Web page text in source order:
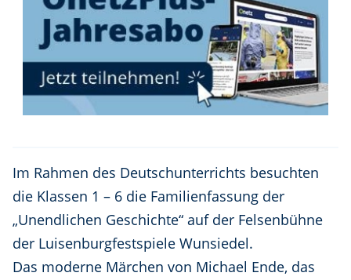
Im Rahmen des Deutschunterrichts besuchten
die Klassen 1 – 6 die Familienfassung der
„Unendlichen Geschichte“ auf der Felsenbühne
der Luisenburgfestspiele Wunsiedel.
Das moderne Märchen von Michael Ende, das